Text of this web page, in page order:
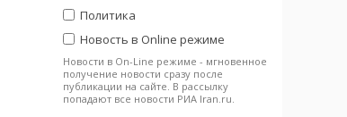
Политика
Новость в Online режиме
Новости в On-Line режиме - мгновенное
получение новости сразу после
публикации на сайте. В рассылку
попадают все новости РИА Iran.ru.